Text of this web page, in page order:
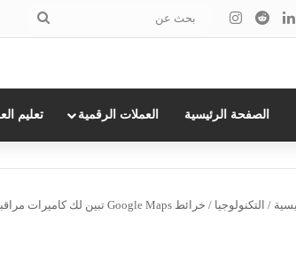
لينكدإن
‏Reddit انستقرام بحث
الصفحة الرئيسية العملات الرقمية تعليم
/ التكنولوجيا / خرائط Google Maps تبين لك كاميرات مراقبة السرعة وميزات أخرى